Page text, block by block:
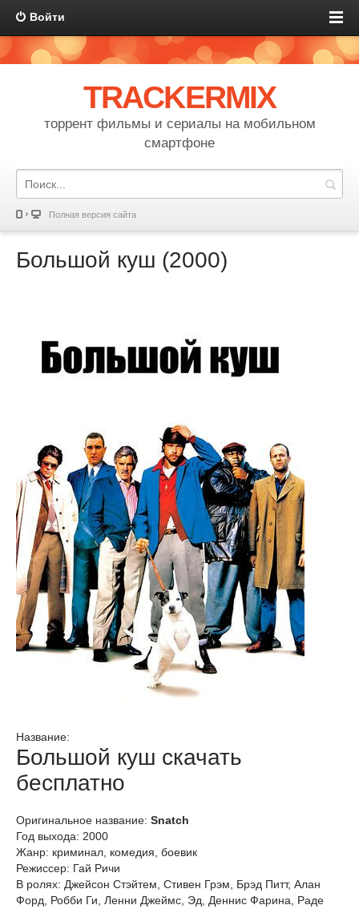
Войти
TRACKERMIX
торрент фильмы и сериалы на мобильном
смартфоне
Полная версия сайта
Большой куш (2000)
Название:
Большой куш скачать
бесплатно
Оригинальное название: Snatch
Год выхода: 2000
Жанр: криминал, комедия, боевик
Режиссер: Гай Ричи
В ролях: Джейсон Стэйтем, Стивен Грэм, Брэд Питт, Алан
Форд, Робби Ги, Ленни Джеймс, Эд, Деннис Фарина, Раде